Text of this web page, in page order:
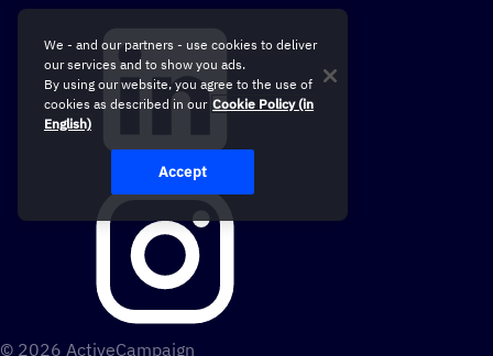
© 2026 ActiveCampaign
We - and our partners - use cookies to deliver
our services and to show you ads.
By using our website, you agree to the use of
cookies as described in our Cookie Policy (in
English)
Accept